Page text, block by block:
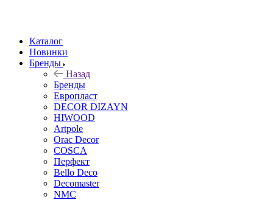
Каталог
Новинки
Бренды
Назад
Бренды
Европласт
DECOR DIZAYN
HIWOOD
Artpole
Orac Decor
COSCA
Перфект
Bello Deco
Decomaster
NMС